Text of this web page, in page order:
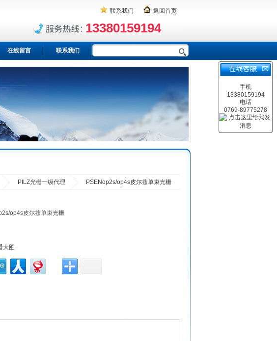
联系我们 返回首页
13380159194
在线留言 联系我们
PILZ光栅一级代理 PSENop2s/op4s皮尔兹单束光栅
op4s皮尔兹单束光栅
大图
手机
13380159194
电话
0769-89775278